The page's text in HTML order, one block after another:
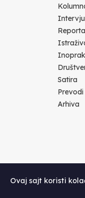
Intervju
Satira
Prevodi
Arhiva
Ovaj sajt koristi